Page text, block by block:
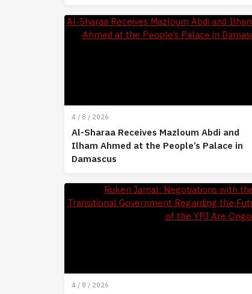
4 / 8 / 2026
Al-Sharaa Receives Mazloum Abdi and
Ilham Ahmed at the People’s Palace in
Damascus
4 / 8 / 2026